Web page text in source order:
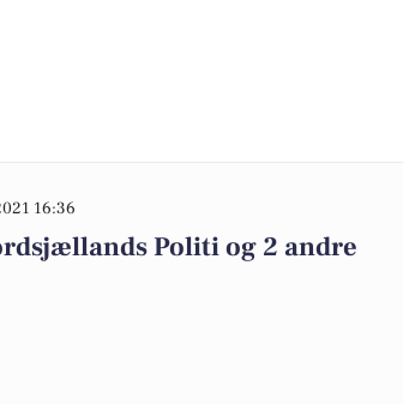
16:36
Politi og 2 andre